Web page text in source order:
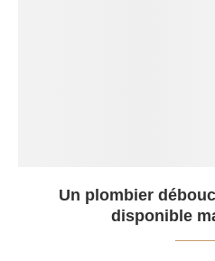
Un plombier
disponible